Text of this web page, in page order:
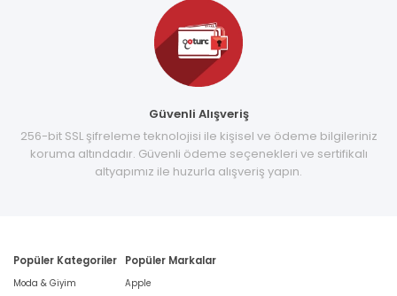
Güvenli Alışveriş
256-bit SSL şifreleme teknolojisi ile kişisel ve ödeme bilgileriniz
koruma altındadır. Güvenli ödeme seçenekleri ve sertifikalı
altyapımız ile huzurla alışveriş yapın.
Popüler Kategoriler
Moda & Giyim
Popüler Markalar
Apple